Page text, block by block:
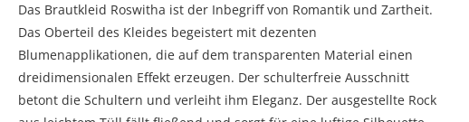
Das Brautkleid Roswitha ist der Inbegriff von Romantik und Zartheit.
Das Oberteil des Kleides begeistert mit dezenten
Blumenapplikationen, die auf dem transparenten Material einen
dreidimensionalen Effekt erzeugen. Der schulterfreie Ausschnitt
betont die Schultern und verleiht ihm Eleganz. Der ausgestellte Rock